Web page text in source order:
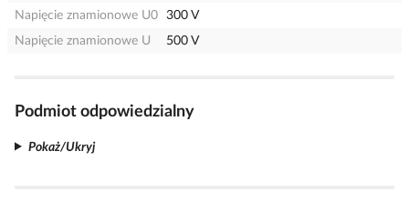
Napięcie znamionowe U0
300 V
Napięcie znamionowe U
500 V
Podmiot odpowiedzialny
Pokaż/Ukryj